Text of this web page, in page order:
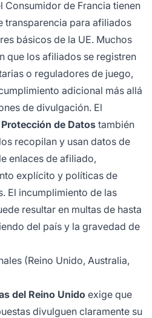
Consumidor de Francia tienen
transparencia para afiliados
básicos de la UE. Muchos
que los afiliados se registren
o reguladores de juego,
adicional más allá
de divulgación. El
de Datos también
recopilan y usan datos de
enlaces de afiliado,
explícito y políticas de
El incumplimiento de las
resultar en multas de hasta
del país y la gravedad de
(Reino Unido, Australia,
del Reino Unido exige que
divulguen claramente su